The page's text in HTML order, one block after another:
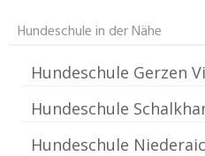
Hundeschule in der Nähe
Hundeschule Gerzen
Hundeschule
Hundeschule